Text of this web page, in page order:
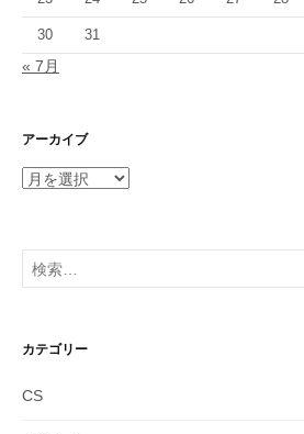
30 31
« 7月
アーカイブ
ア
イ
ブ
検
索:
カテゴリー
CS